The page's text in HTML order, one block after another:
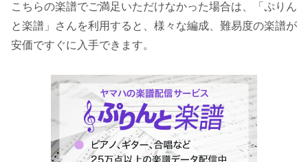
こちらの楽譜でご満足いただけなかった場合は、「ぷりん
と楽譜」さんを利用すると、様々な編成、難易度の楽譜が
安価ですぐに入手できます。